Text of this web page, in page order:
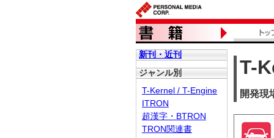
T-
開発現
新刊・近刊
ジャンル別
T-Kernel / T-Engine
ITRON
超漢字・BTRON
TRON関連書